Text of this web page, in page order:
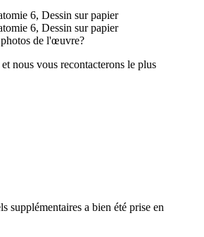
de l'œuvre?
nous vous recontacterons le plus
supplémentaires a bien été prise en